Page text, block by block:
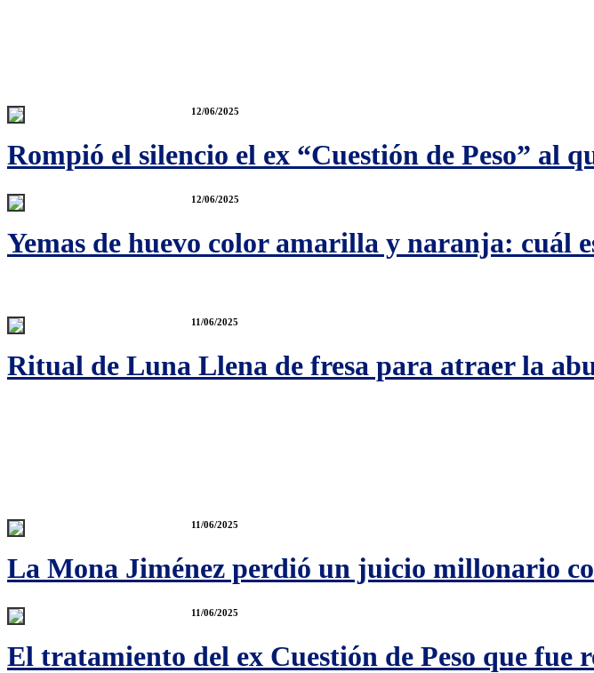
12/06/2025
Rompió el silencio el ex “Cuestión de Peso” al
12/06/2025
Yemas de huevo color amarilla y naranja: cuál
11/06/2025
Ritual de Luna Llena de fresa para atraer la
11/06/2025
La Mona Jiménez perdió un juicio millonario
11/06/2025
El tratamiento del ex Cuestión de Peso que fue